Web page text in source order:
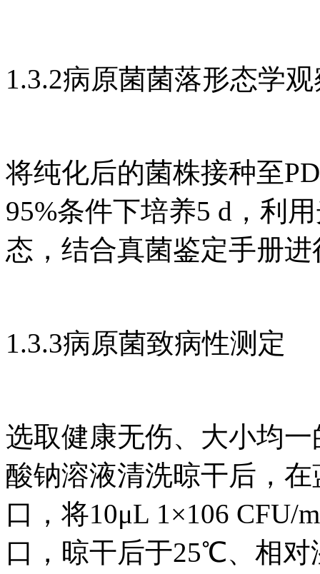
1.3.2病原菌菌落形态学
将纯化后的菌株接种至
95%条件下培养5 d，利
态，结合真菌鉴定手册
1.3.3病原菌致病性测定
选取健康无伤、大小均
酸钠溶液清洗晾干后，
口，将10μL 1×106 CFU/
口，晾干后于25℃、相对